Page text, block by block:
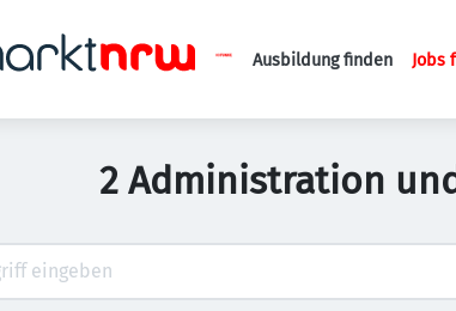
Ausbildung finden Jobs
2 Administration